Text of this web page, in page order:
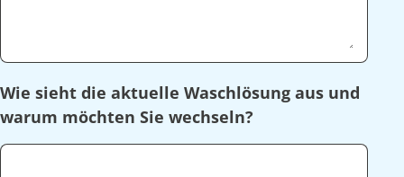
Wie sieht die aktuelle Waschlösung aus und
warum möchten Sie wechseln?